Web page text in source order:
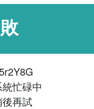
忙碌中
再試